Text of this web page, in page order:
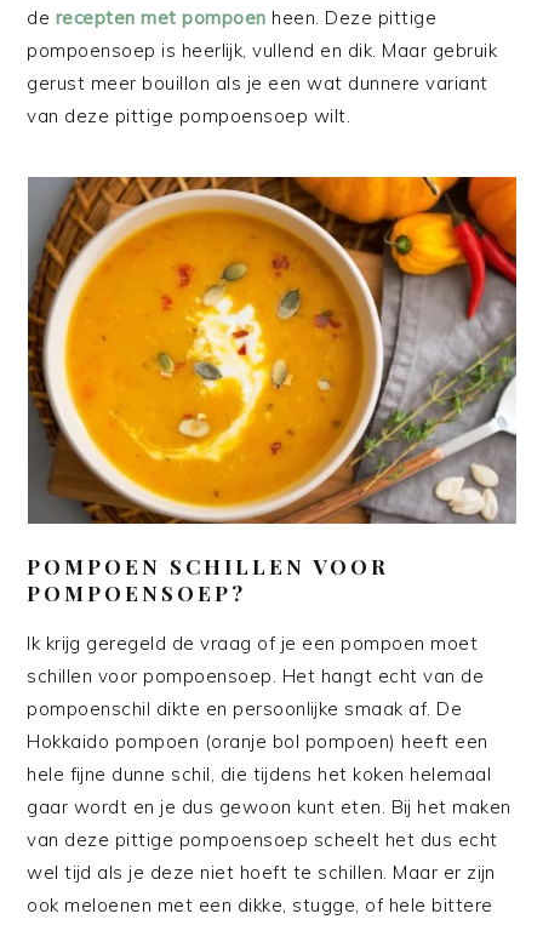
de recepten met pompoen heen. Deze pittige
pompoensoep is heerlijk, vullend en dik. Maar gebruik
gerust meer bouillon als je een wat dunnere variant
van deze pittige pompoensoep wilt.
POMPOEN SCHILLEN VOOR
POMPOENSOEP?
Ik krijg geregeld de vraag of je een pompoen moet
schillen voor pompoensoep. Het hangt echt van de
pompoenschil dikte en persoonlijke smaak af. De
Hokkaido pompoen (oranje bol pompoen) heeft een
hele fijne dunne schil, die tijdens het koken helemaal
gaar wordt en je dus gewoon kunt eten. Bij het maken
van deze pittige pompoensoep scheelt het dus echt
wel tijd als je deze niet hoeft te schillen. Maar er zijn
ook meloenen met een dikke, stugge, of hele bittere